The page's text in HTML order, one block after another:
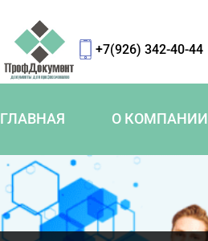
+7(926) 342-40-44
ГЛАВНАЯ О КОМПАНИИ